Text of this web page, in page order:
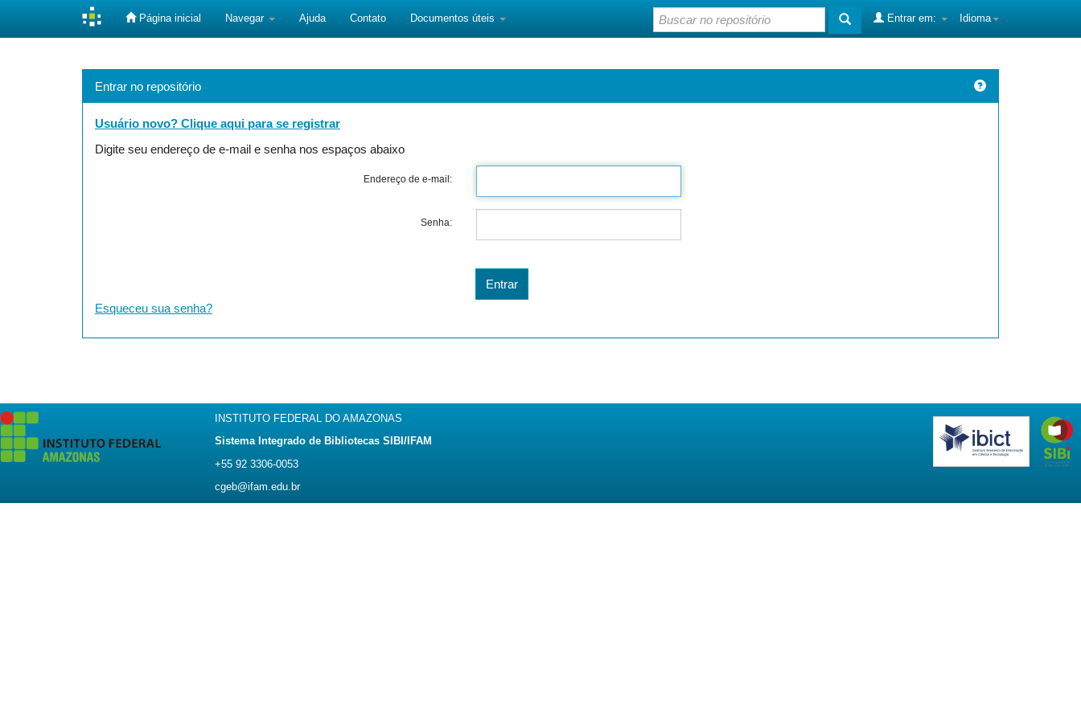
Página inicial Navegar Ajuda Contato Documentos úteis Idioma
Entrar em:
Entrar no repositório
Usuário novo? Clique aqui para se registrar
Digite seu endereço de e-mail e senha nos espaços abaixo
Endereço de e-mail:
Senha:
Esqueceu sua senha?
INSTITUTO FEDERAL DO AMAZONAS
Sistema Integrado de Bibliotecas SIBI/IFAM
+55 92 3306-0053
cgeb@ifam.edu.br